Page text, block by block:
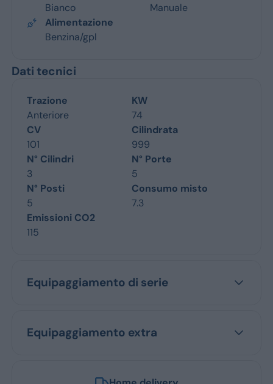
Bianco
Manuale
Alimentazione
Benzina/gpl
Dati tecnici
Trazione
Anteriore
KW
74
CV
101
Cilindrata
999
N° Cilindri
3
N° Porte
5
N° Posti
5
Consumo misto
7.3
Emissioni CO2
115
Equipaggiamento di serie
Equipaggiamento extra